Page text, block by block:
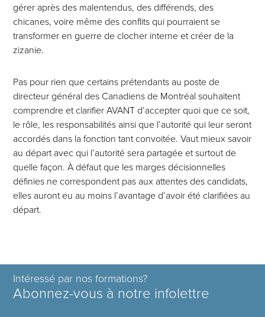
gérer après des malentendus, des différends, des
chicanes, voire même des conflits qui pourraient se
transformer en guerre de clocher interne et créer de la
zizanie.
Pas pour rien que certains prétendants au poste de
directeur général des Canadiens de Montréal souhaitent
comprendre et clarifier AVANT d’accepter quoi que ce soit,
le rôle, les responsabilités ainsi que l’autorité qui leur seront
accordés dans la fonction tant convoitée. Vaut mieux savoir
au départ avec qui l’autorité sera partagée et surtout de
quelle façon. À défaut que les marges décisionnelles
définies ne correspondent pas aux attentes des candidats,
elles auront eu au moins l’avantage d’avoir été clarifiées au
départ.
Intéressé par nos formations?
Abonnez-vous à notre infolettre